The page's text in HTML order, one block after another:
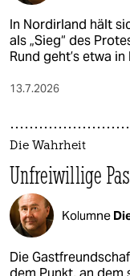
In Nordirland hält
als „Sieg“ des
Rund geht’s etwa
13.7.2026
Die Wahrheit
Unfreiwillige
Kolumne
Die